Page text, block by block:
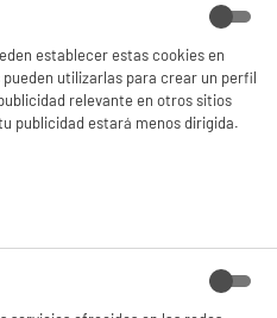
MELICONI EASY 200 LG
de un marca
dispositivos : 1
establecer estas cookies en
utilizarlas para crear un perfil
relevante en otros sitios
publicidad estará menos dirigida.